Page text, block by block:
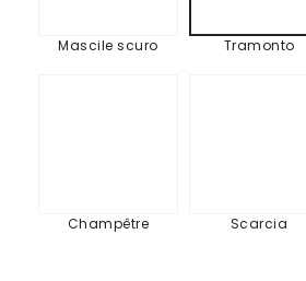
Mascile scuro
Tramonto
Champêtre Scarcia